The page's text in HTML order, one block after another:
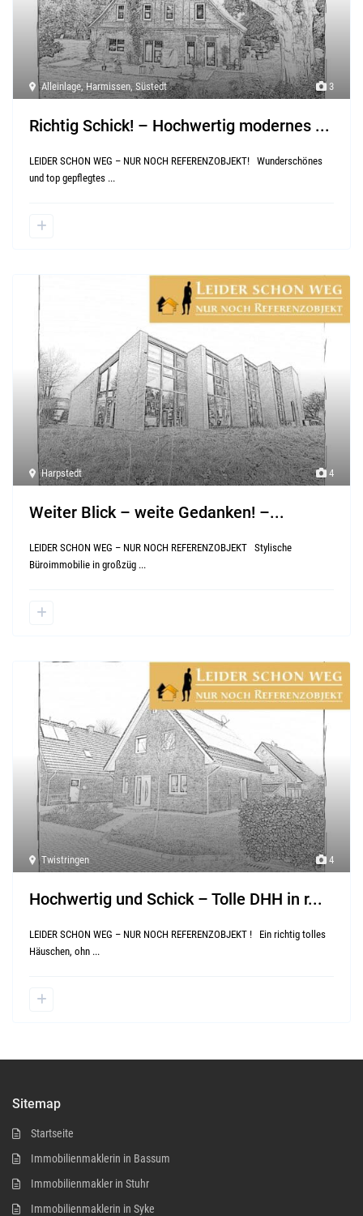
3
Alleinlage,Harmissen,Süstedt
Richtig Schick! – Hochwertig modernes ...
LEIDER SCHON WEG – NUR NOCH REFERENZOBJEKT! Wunderschönes
und top gepflegtes ...
4
Harpstedt
Weiter Blick – weite Gedanken! –...
LEIDER SCHON WEG – NUR NOCH REFERENZOBJEKT Stylische
Büroimmobilie in großzüg ...
4
Twistringen
Hochwertig und Schick – Tolle DHH in r...
LEIDER SCHON WEG – NUR NOCH REFERENZOBJEKT ! Ein richtig tolles
Häuschen, ohn ...
Sitemap
Startseite
Immobilienmaklerin in Bassum
Immobilienmakler in Stuhr
Immobilienmaklerin in Syke